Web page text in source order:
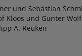
und Sebastian
Kloos und Gunter
A. Reuken